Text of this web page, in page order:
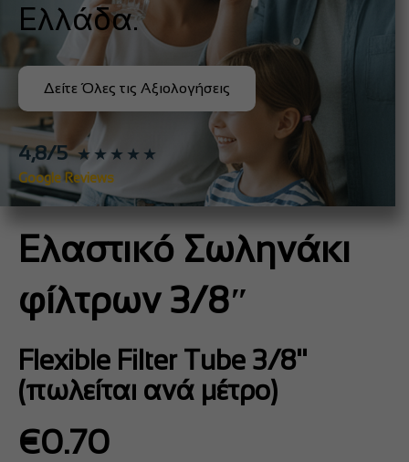
Ελλάδα.
Δείτε Όλες τις Αξιολογήσεις
4,8/5 ★★★★★
Google Reviews
Ελαστικό Σωληνάκι
φίλτρων 3/8″
Flexible Filter Tube 3/8''
(πωλείται ανά μέτρο)
€0.70